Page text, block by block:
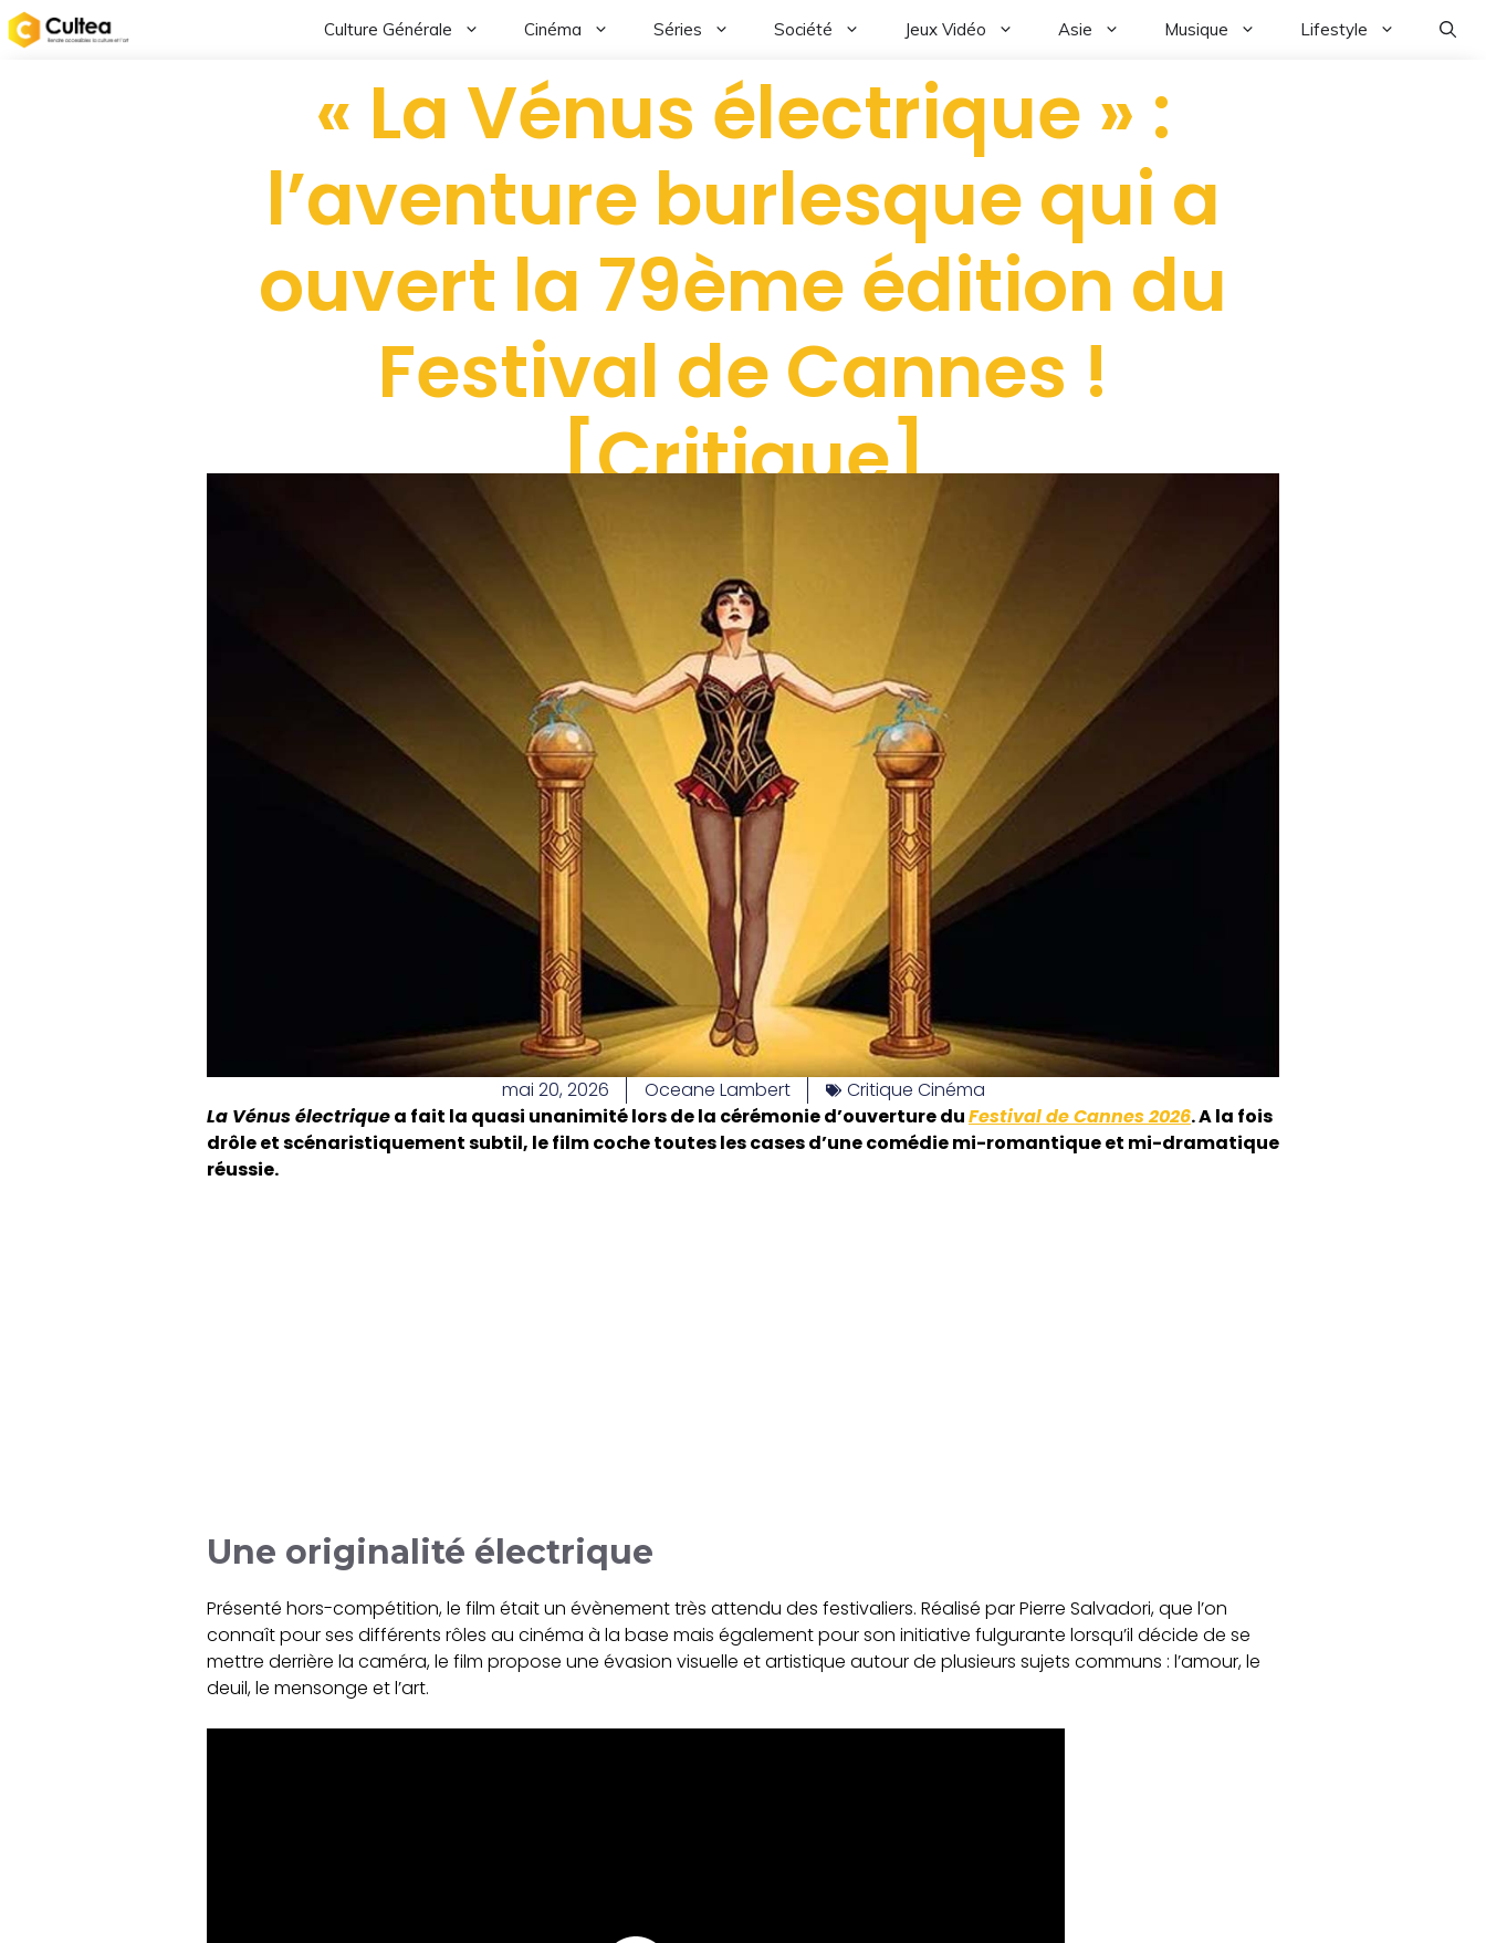
Culture Générale Cinéma Séries Société Jeux Vidéo Asie Musique Lifestyle
« La Vénus électrique » :
l’aventure burlesque qui a
ouvert la 79ème édition du
Festival de Cannes !
[Critique]
mai 20, 2026 Oceane Lambert
Critique Cinéma
La Vénus électriquea fait la quasi unanimité lors de la cérémonie d’ouverture duFestival de Cannes 2026. A la fois
drôle et scénaristiquement subtil, le film coche toutes les cases d’une comédie mi-romantique et mi-dramatique
réussie.
Une originalité électrique
Présenté hors-compétition, le film était un évènement très attendu des festivaliers. Réalisé par Pierre Salvadori, que l’on
connaît pour ses différents rôles au cinéma à la base mais également pour son initiative fulgurante lorsqu’il décide de se
mettre derrière la caméra, le film propose une évasion visuelle et artistique autour de plusieurs sujets communs : l’amour, le
deuil, le mensonge et l’art.